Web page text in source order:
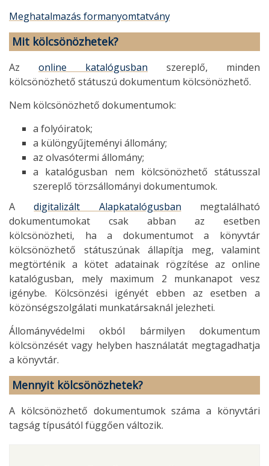
Meghatalmazás formanyomtatvány
Mit kölcsönözhetek?
Az online katalógusban szereplő, minden
kölcsönözhető státuszú dokumentum kölcsönözhető.
Nem kölcsönözhető dokumentumok:
a folyóiratok;
a különgyűjteményi állomány;
az olvasótermi állomány;
a katalógusban nem kölcsönözhető státusszal
szereplő törzsállományi dokumentumok.
Adigitalizált Alapkatalógusban megtalálható
dokumentumokat csak abban az esetben
kölcsönözheti, ha a dokumentumot a könyvtár
kölcsönözhető státuszúnak állapítja meg, valamint
megtörténik a kötet adatainak rögzítése az online
katalógusban, mely maximum 2 munkanapot vesz
igénybe. Kölcsönzési igényét ebben az esetben a
közönségszolgálati munkatársaknál jelezheti.
Állományvédelmi okból bármilyen dokumentum
kölcsönzését vagy helyben használatát megtagadhatja
a könyvtár.
Mennyit kölcsönözhetek?
A kölcsönözhető dokumentumok száma a könyvtári
tagság típusától függően változik.